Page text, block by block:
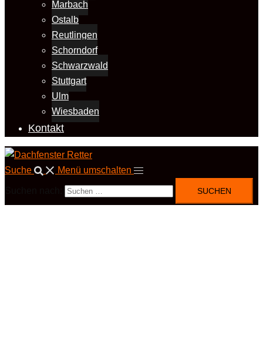
Marbach
Ostalb
Reutlingen
Schorndorf
Schwarzwald
Stuttgart
Ulm
Wiesbaden
Kontakt
Suche Menü umschalten